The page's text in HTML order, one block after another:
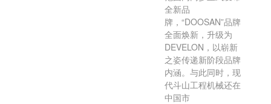
全新品
牌，“DOOSAN”品牌
全面焕新，升级为
DEVELON，以崭新
之姿传递新阶段品牌
内涵。与此同时，现
代斗山工程机械还在
中国市